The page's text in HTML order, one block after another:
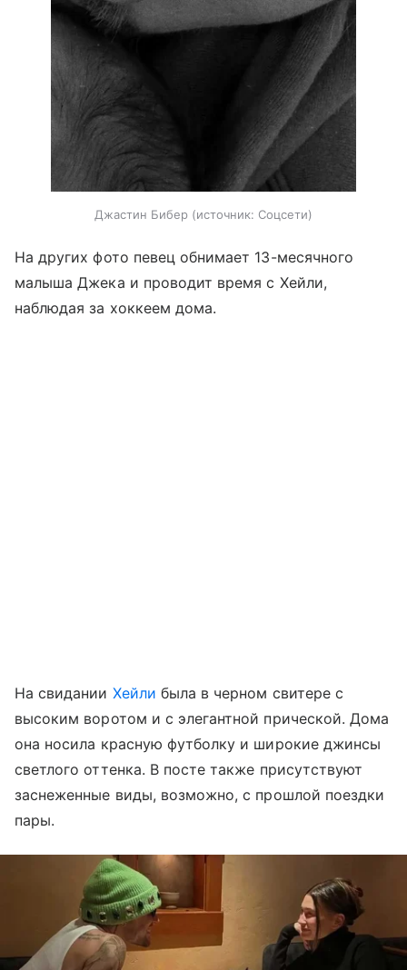
Джастин Бибер источник: Соцсети
На других фото певец обнимает 13-месячного
малыша Джека и проводит время с Хейли,
наблюдая за хоккеем дома.
На свидании Хейли была в черном свитере с
высоким воротом и с элегантной прической. Дома
она носила красную футболку и широкие джинсы
светлого оттенка. В посте также присутствуют
заснеженные виды, возможно, с прошлой поездки
пары.